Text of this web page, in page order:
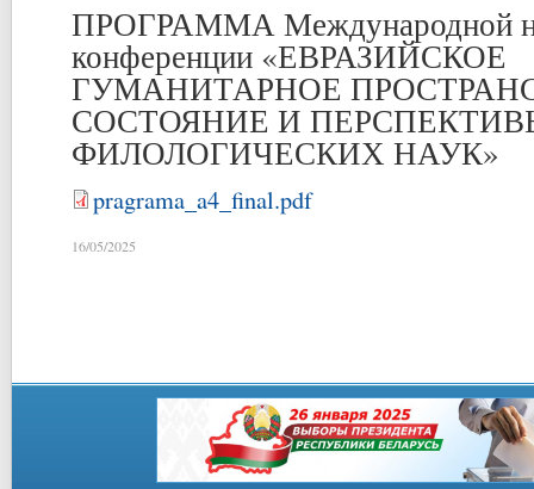
ПРОГРАММА Международной
конференции «ЕВРАЗИЙСКОЕ
ГУМАНИТАРНОЕ
СОСТОЯНИЕ И
ФИЛОЛОГИЧЕСКИХ НАУК»
pragrama_a4_final.pdf
16/05/2025